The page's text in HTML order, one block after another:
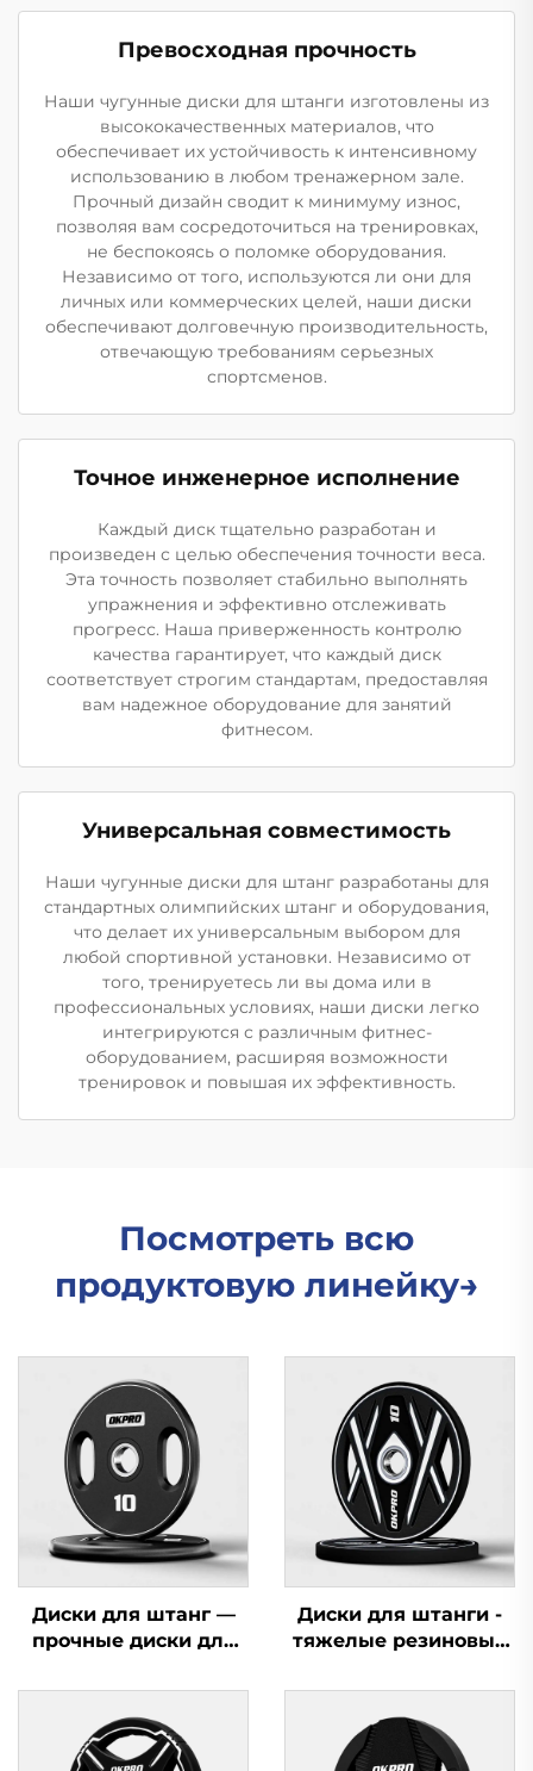
Превосходная прочность
Наши чугунные диски для штанги изготовлены из
высококачественных материалов, что
обеспечивает их устойчивость к интенсивному
использованию в любом тренажерном зале.
Прочный дизайн сводит к минимуму износ,
позволяя вам сосредоточиться на тренировках,
не беспокоясь о поломке оборудования.
Независимо от того, используются ли они для
личных или коммерческих целей, наши диски
обеспечивают долговечную производительность,
отвечающую требованиям серьезных
спортсменов.
Точное инженерное исполнение
Каждый диск тщательно разработан и
произведен с целью обеспечения точности веса.
Эта точность позволяет стабильно выполнять
упражнения и эффективно отслеживать
прогресс. Наша приверженность контролю
качества гарантирует, что каждый диск
соответствует строгим стандартам, предоставляя
вам надежное оборудование для занятий
фитнесом.
Универсальная совместимость
Наши чугунные диски для штанг разработаны для
стандартных олимпийских штанг и оборудования,
что делает их универсальным выбором для
любой спортивной установки. Независимо от
того, тренируетесь ли вы дома или в
профессиональных условиях, наши диски легко
интегрируются с различным фитнес-
оборудованием, расширяя возможности
тренировок и повышая их эффективность.
Посмотреть всю
продуктовую линейку→
Диски для штанг —
прочные диски для
оптовая продажа
Диски для штанги -
тяжелые резиновые
поставщиков
спортивного
оборудования